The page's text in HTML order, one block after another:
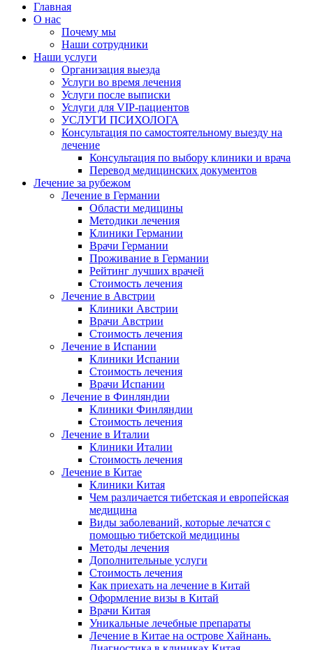
Главная
О нас
Почему мы
Наши сотрудники
Наши услуги
Организация выезда
Услуги во время лечения
Услуги после выписки
Услуги для VIP-пациентов
УСЛУГИ ПСИХОЛОГА
Консультация по самостоятельному выезду на
лечение
Консультация по выбору клиники и врача
Перевод медицинских документов
Лечение за рубежом
Лечение в Германии
Области медицины
Методики лечения
Клиники Германии
Врачи Германии
Проживание в Германии
Рейтинг лучших врачей
Стоимость лечения
Лечение в Австрии
Клиники Австрии
Врачи Австрии
Стоимость лечения
Лечение в Испании
Клиники Испании
Стоимость лечения
Врачи Испании
Лечение в Финляндии
Клиники Финляндии
Стоимость лечения
Лечение в Италии
Клиники Италии
Стоимость лечения
Лечение в Китае
Клиники Китая
Чем различается тибетская и европейская
медицина
Виды заболеваний, которые лечатся с
помощью тибетской медицины
Методы лечения
Дополнительные услуги
Стоимость лечения
Как приехать на лечение в Китай
Оформление визы в Китай
Врачи Китая
Уникальные лечебные препараты
Лечение в Китае на острове Хайнань.